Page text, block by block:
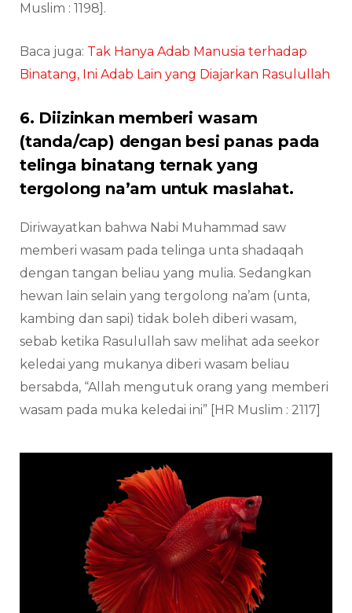
Muslim : 1198].
Baca juga: Tak Hanya Adab Manusia terhadap
Binatang, Ini Adab Lain yang Diajarkan Rasulullah
6. Diizinkan memberi wasam
(tanda/cap) dengan besi panas pada
telinga binatang ternak yang
tergolong na’am untuk maslahat.
Diriwayatkan bahwa Nabi Muhammad saw
memberi wasam pada telinga unta shadaqah
dengan tangan beliau yang mulia. Sedangkan
hewan lain selain yang tergolong na’am (unta,
kambing dan sapi) tidak boleh diberi wasam,
sebab ketika Rasulullah saw melihat ada seekor
keledai yang mukanya diberi wasam beliau
bersabda, “Allah mengutuk orang yang memberi
wasam pada muka keledai ini” [HR Muslim : 2117]